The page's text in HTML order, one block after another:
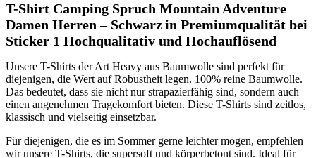
T-Shirt Camping Spruch Mountain Adventure
Damen Herren – Schwarzin Premiumqualität bei
Sticker 1 Hochqualitativ und Hochauflösend
Unsere T-Shirts der Art Heavy aus Baumwolle sind perfekt für
diejenigen, die Wert auf Robustheit legen. 100% reine Baumwolle.
Das bedeutet, dass sie nicht nur strapazierfähig sind, sondern auch
einen angenehmen Tragekomfort bieten. Diese T-Shirts sind zeitlos,
klassisch und vielseitig einsetzbar.
Für diejenigen, die es im Sommer gerne leichter mögen, empfehlen
wir unsere T-Shirts, die supersoft und körperbetont sind. Ideal für